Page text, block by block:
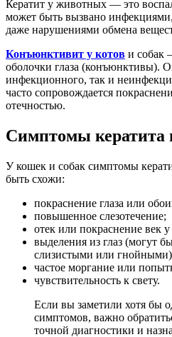
Кератит у животных — это
может быть вызвано
даже нарушениями обмена
Конъюнктивит у котов и собак
оболочки глаза (конъюнктивы).
инфекционного, так и
часто сопровождается
отечностью.
Симптомы кератита
У кошек и собак симптомы
быть схожи:
покраснение глаза или
повышенное слезотечение;
отек или покраснение век
выделения из глаз (могут
слизистыми или
частое моргание или
чувствительность к свету.
Если вы заметили хотя бы
симптомов, важно
точной диагностики и